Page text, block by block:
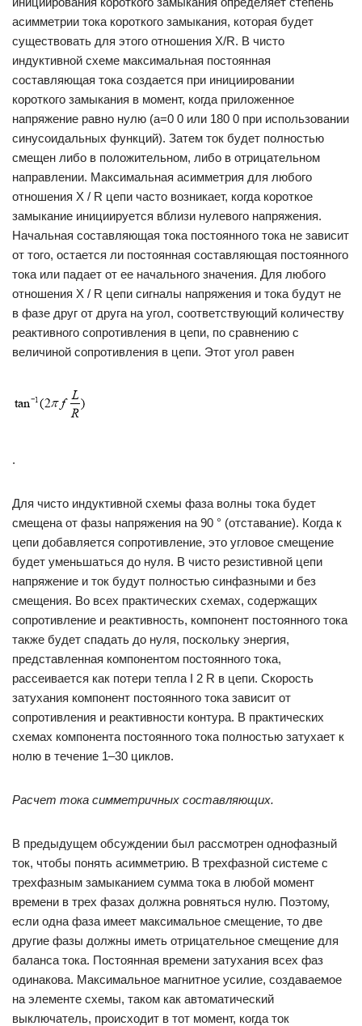
асимметрии тока короткого замыкания, которая будет
существовать для этого отношения X/R. В чисто
индуктивной схеме максимальная постоянная
составляющая тока создается при инициировании
короткого замыкания в момент, когда приложенное
напряжение равно нулю (a=0 0 или 180 0 при использовании
синусоидальных функций). Затем ток будет полностью
смещен либо в положительном, либо в отрицательном
направлении. Максимальная асимметрия для любого
отношения X / R цепи часто возникает, когда короткое
замыкание инициируется вблизи нулевого напряжения.
Начальная составляющая тока постоянного тока не зависит
от того, остается ли постоянная составляющая постоянного
тока или падает от ее начального значения. Для любого
отношения X / R цепи сигналы напряжения и тока будут не
в фазе друг от друга на угол, соответствующий количеству
реактивного сопротивления в цепи, по сравнению с
величиной сопротивления в цепи. Этот угол равен
.
Для чисто индуктивной схемы фаза волны тока будет
смещена от фазы напряжения на 90 ° (отставание). Когда к
цепи добавляется сопротивление, это угловое смещение
будет уменьшаться до нуля. В чисто резистивной цепи
напряжение и ток будут полностью синфазными и без
смещения. Во всех практических схемах, содержащих
сопротивление и реактивность, компонент постоянного тока
также будет спадать до нуля, поскольку энергия,
представленная компонентом постоянного тока,
рассеивается как потери тепла I 2 R в цепи. Скорость
затухания компонент постоянного тока зависит от
сопротивления и реактивности контура. В практических
схемах компонента постоянного тока полностью затухает к
нолю в течение 1–30 циклов.
Расчет тока симметричных составляющих.
В предыдущем обсуждении был рассмотрен однофазный
ток, чтобы понять асимметрию. В трехфазной системе с
трехфазным замыканием сумма тока в любой момент
времени в трех фазах должна ровняться нулю. Поэтому,
если одна фаза имеет максимальное смещение, то две
другие фазы должны иметь отрицательное смещение для
баланса тока. Постоянная времени затухания всех фаз
одинакова. Максимальное магнитное усилие, создаваемое
на элементе схемы, таком как автоматический
выключатель, происходит в тот момент, когда ток